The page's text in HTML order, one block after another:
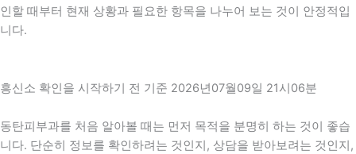
인할 때부터 현재 상황과 필요한 항목을 나누어 보는 것이 안정적입
니다.
흥신소 확인을 시작하기 전 기준 2026년07월09일 21시06분
동탄피부과를 처음 알아볼 때는 먼저 목적을 분명히 하는 것이 좋습
니다. 단순히 정보를 확인하려는 것인지, 상담을 받아보려는 것인지,